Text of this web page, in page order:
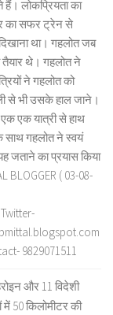
लोकप्रियता का
का सफर ट्रेन से
था। गहलोत जब
थे। गहलोत ने
ने गहलोत को
से भी उसके हाल जाने।
एक यात्री से हाथ
साथ गहलोत ने स्वयं
जताने का प्रयास किया
BLOGGER ( 03-08-
9829071511
और 11 विदेशी
में 50 किलोमीटर की